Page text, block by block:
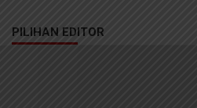
PILIHAN EDITOR